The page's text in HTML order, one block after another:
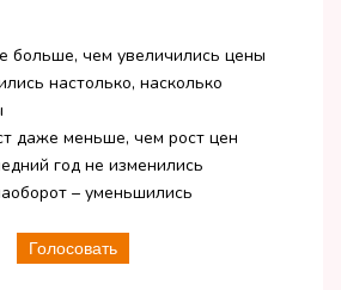
больше, чем увеличились цены
настолько, насколько
даже меньше, чем рост цен
год не изменились
– уменьшились
Голосовать